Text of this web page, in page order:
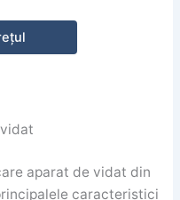
aparat de vidat din
caracteristici